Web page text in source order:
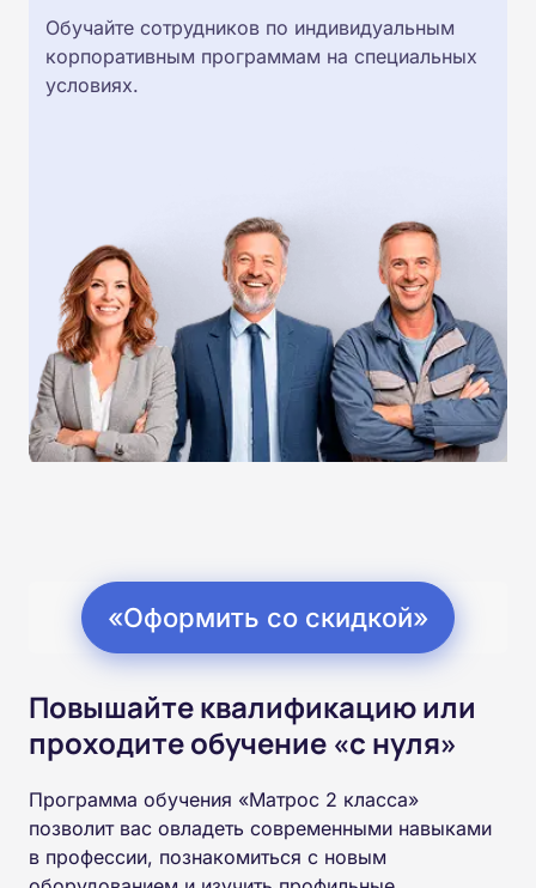
Обучайте сотрудников по индивидуальным
корпоративным программам на специальных
условиях.
«Оформить со скидкой»
Повышайте квалификацию или
проходите обучение «с нуля»
Программа обучения «Матрос 2 класса»
позволит вас овладеть современными навыками
в профессии, познакомиться с новым